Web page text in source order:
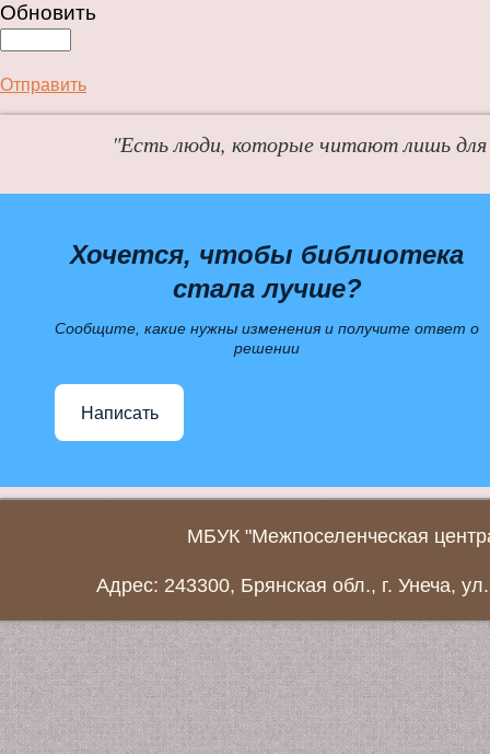
Обновить
Отправить
"Есть люди, которые читают лишь
Хочется, чтобы библиотека
стала лучше?
Сообщите, какие нужны изменения и получите ответ о
решении
Написать
МБУК "Межпоселенческая
Адрес: 243300, Брянская обл., г. Унеча,